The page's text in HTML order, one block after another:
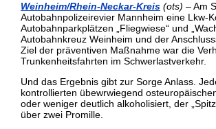
Weinheim/Rhein-Neckar-Kreis (ots) – Am
Autobahnpolizeirevier Mannheim eine Lkw-
Autobahnparkplätzen „Fliegwiese“ und
Autobahnkreuz Weinheim und der
Ziel der präventiven Maßnahme war die
Trunkenheitsfahrten im Schwerlastverkehr.
Und das Ergebnis gibt zur Sorge Anlass.
kontrollierten übewrwiegend
oder weniger deutlich alkoholisiert, der
über zwei Promille.